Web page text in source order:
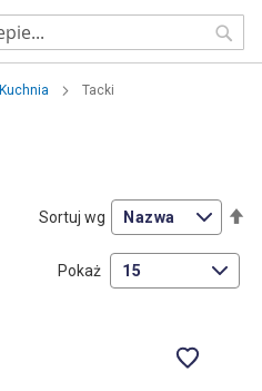
Kuchnia Tacki
Sortuj wg
Pokaż